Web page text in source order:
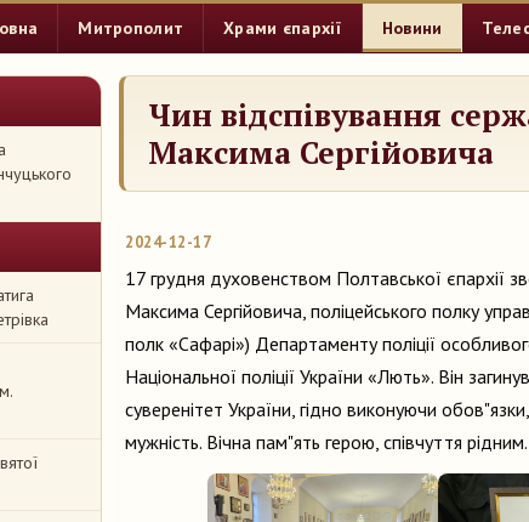
Митрополит Храми єпархії Новини
Чин відспівування
Максима Сергійовича
2024-12-17
17 грудня духовенством Полтавської єпархії
Максима Сергійовича, поліцейського полку
полк «Сафарі») Департаменту поліції
Національної поліції України «Лють». Він
суверенітет України, гідно виконуючи обов"язки,
мужність. Вічна пам"ять герою, співчуття рідним.